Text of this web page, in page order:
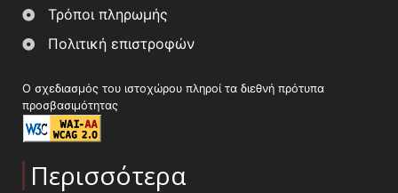
Τρόποι πληρωμής
Πολιτική επιστροφών
Ο σχεδιασμός του ιστοχώρου πληροί τα διεθνή πρότυπα
προσβασιμότητας
Περισσότερα